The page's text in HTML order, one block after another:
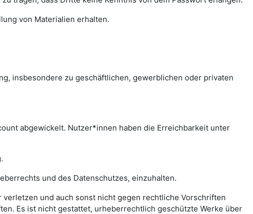
von Materialien erhalten.
insbesondere zu geschäftlichen, gewerblichen oder privaten
abgewickelt. Nutzer*innen haben die Erreichbarkeit unter
und des Datenschutzes, einzuhalten.
und auch sonst nicht gegen rechtliche Vorschriften
Es ist nicht gestattet, urheberrechtlich geschützte Werke über